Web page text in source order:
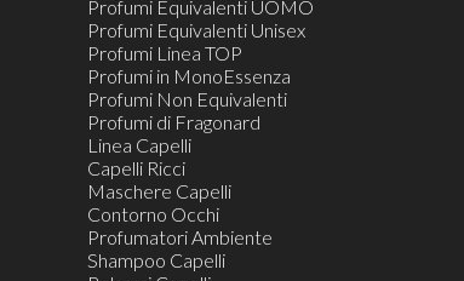
Profumi Equivalenti UOMO
Profumi Equivalenti Unisex
Profumi Linea TOP
Profumi in MonoEssenza
Profumi Non Equivalenti
Profumi di Fragonard
Linea Capelli
Capelli Ricci
Maschere Capelli
Contorno Occhi
Profumatori Ambiente
Shampoo Capelli